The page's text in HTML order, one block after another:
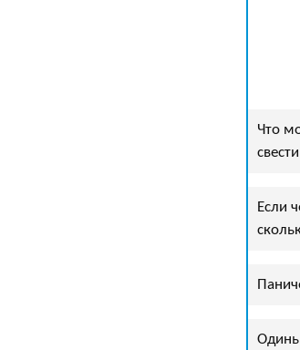
Что
Если
Одинь